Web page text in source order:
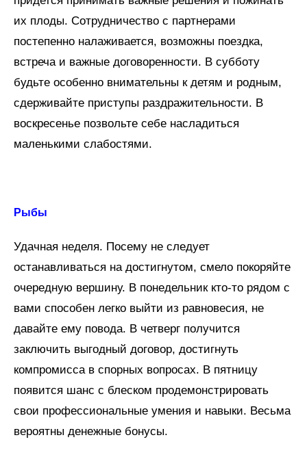
их плоды. Сотрудничество с партнерами
постепенно налаживается, возможны поездка,
встреча и важные договоренности. В субботу
будьте особенно внимательны к детям и родным,
сдерживайте приступы раздражительности. В
воскресенье позвольте себе насладиться
маленькими слабостями.
Рыбы
Удачная неделя. Посему не следует
останавливаться на достигнутом, смело покоряйте
очередную вершину. В понедельник кто-то рядом с
вами способен легко выйти из равновесия, не
давайте ему повода. В четверг получится
заключить выгодный договор, достигнуть
компромисса в спорных вопросах. В пятницу
появится шанс с блеском продемонстрировать
свои профессиональные умения и навыки. Весьма
вероятны денежные бонусы.